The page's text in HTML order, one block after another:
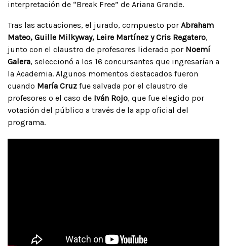
interpretación de “Break Free” de Ariana Grande.
Tras las actuaciones, el jurado, compuesto por Abraham
Mateo, Guille Milkyway, Leire Martínez y Cris Regatero,
junto con el claustro de profesores liderado por Noemí
Galera, seleccionó a los 16 concursantes que ingresarían a
la Academia. Algunos momentos destacados fueron
cuando María Cruz fue salvada por el claustro de
profesores o el caso de Iván Rojo, que fue elegido por
votación del público a través de la app oficial del
programa.